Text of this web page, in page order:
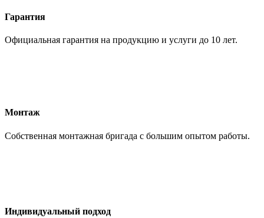
Гарантия
Официальная гарантия на продукцию и услуги до 10 лет.
Монтаж
Собственная монтажная бригада с большим опытом работы.
Индивидуальный подход